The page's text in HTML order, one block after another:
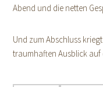
Abend und die netten
Und zum Abschluss
traumhaften Ausblick auf